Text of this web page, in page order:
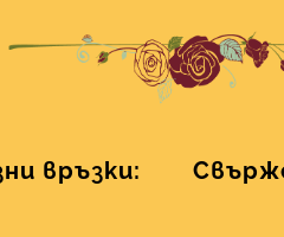
връзки: